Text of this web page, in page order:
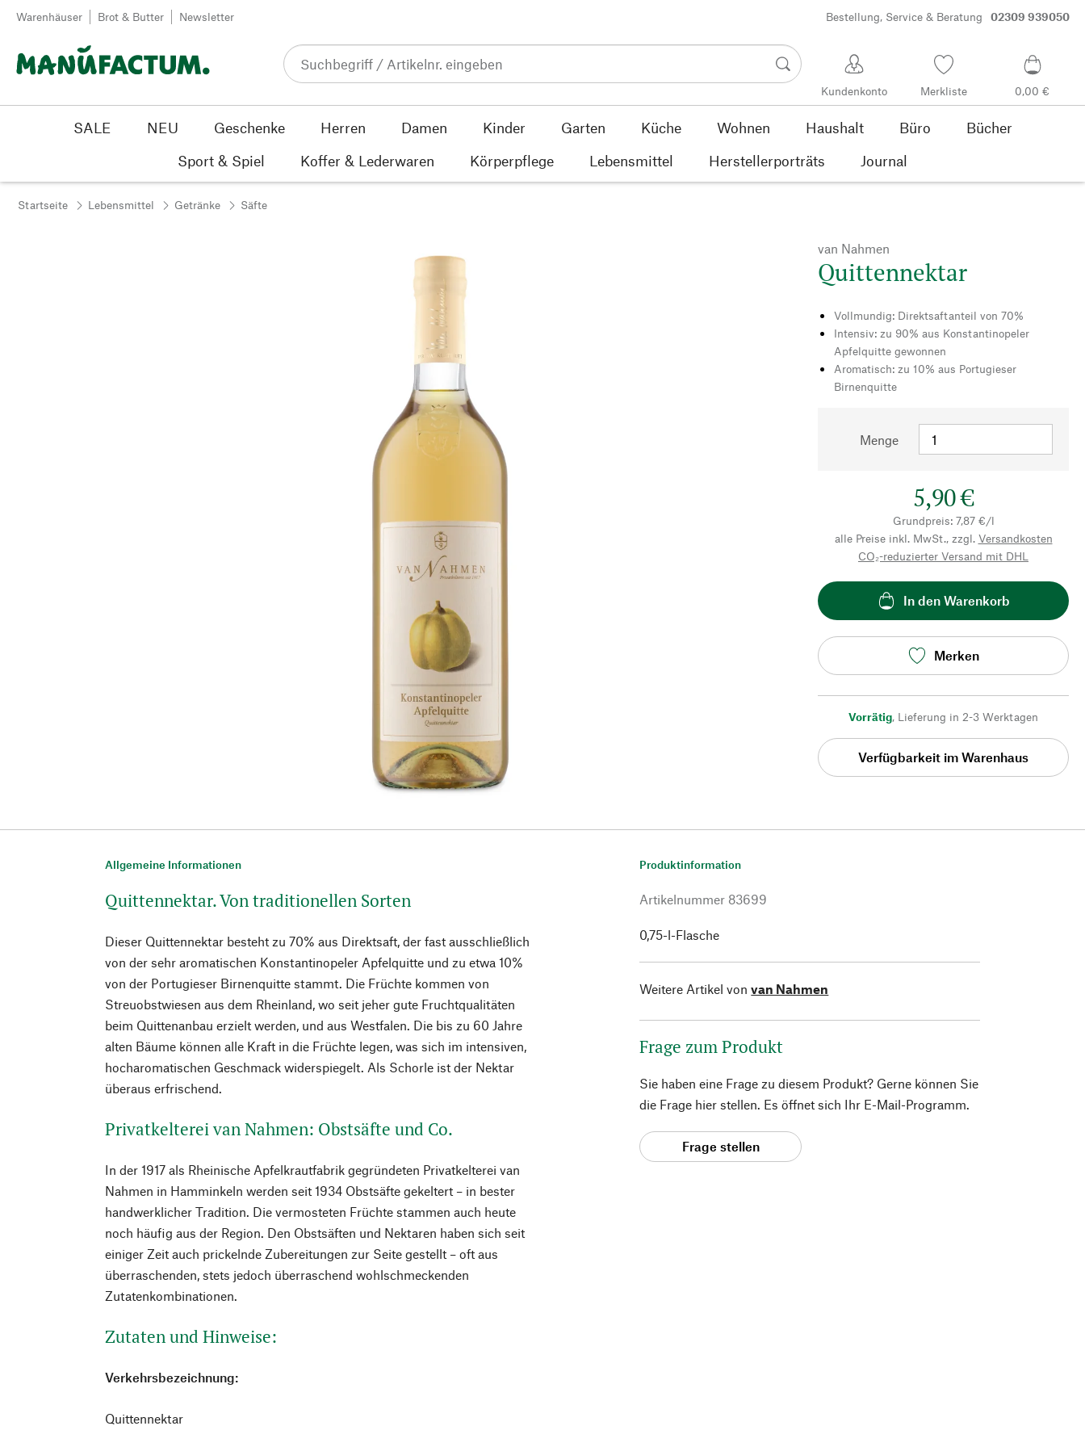
Zum Inhalt springen
Warenhäuser Brot & Butter Newsletter Bestellung, Service & Beratung 02309 939050
Kundenkonto Merkliste 0,00 €
SALE NEU Geschenke Herren Damen Kinder Garten Küche Wohnen Haushalt Büro
Bücher
Sport & Spiel
Koffer & Lederwaren Körperpflege Lebensmittel Herstellerporträts Journal
Startseite Lebensmittel Getränke Säfte
van Nahmen
Quittennektar
Vollmundig: Direktsaftanteil von 70%
Intensiv: zu 90% aus Konstantinopeler
Apfelquitte gewonnen
Aromatisch: zu 10% aus Portugieser
Birnenquitte
Menge
5,90 €
Grundpreis: 7,87 €/l
alle Preise inkl. MwSt., zzgl. Versandkosten
CO₂-reduzierter Versand mit DHL
In den Warenkorb
Merken
Vorrätig, Lieferung in 2-3 Werktagen
Verfügbarkeit im Warenhaus
Allgemeine Informationen
Quittennektar. Von traditionellen Sorten
Dieser Quittennektar besteht zu 70% aus Direktsaft, der fast ausschließlich
von der sehr aromatischen Konstantinopeler Apfelquitte und zu etwa 10%
von der Portugieser Birnenquitte stammt. Die Früchte kommen von
Streuobstwiesen aus dem Rheinland, wo seit jeher gute Fruchtqualitäten
beim Quittenanbau erzielt werden, und aus Westfalen. Die bis zu 60 Jahre
alten Bäume können alle Kraft in die Früchte legen, was sich im intensiven,
hocharomatischen Geschmack widerspiegelt. Als Schorle ist der Nektar
überaus erfrischend.
Privatkelterei van Nahmen: Obstsäfte und Co.
In der 1917 als Rheinische Apfelkrautfabrik gegründeten Privatkelterei van
Nahmen in Hamminkeln werden seit 1934 Obstsäfte gekeltert – in bester
handwerklicher Tradition. Die vermosteten Früchte stammen auch heute
noch häufig aus der Region. Den Obstsäften und Nektaren haben sich seit
einiger Zeit auch prickelnde Zubereitungen zur Seite gestellt – oft aus
überraschenden, stets jedoch überraschend wohlschmeckenden
Zutatenkombinationen.
Zutaten und Hinweise:
Verkehrsbezeichnung:
Quittennektar
Produktinformation
Artikelnummer 83699
0,75-l-Flasche
Weitere Artikel von van Nahmen
Frage zum Produkt
Sie haben eine Frage zu diesem Produkt? Gerne können Sie
die Frage hier stellen. Es öffnet sich Ihr E-Mail-Programm.
Frage stellen